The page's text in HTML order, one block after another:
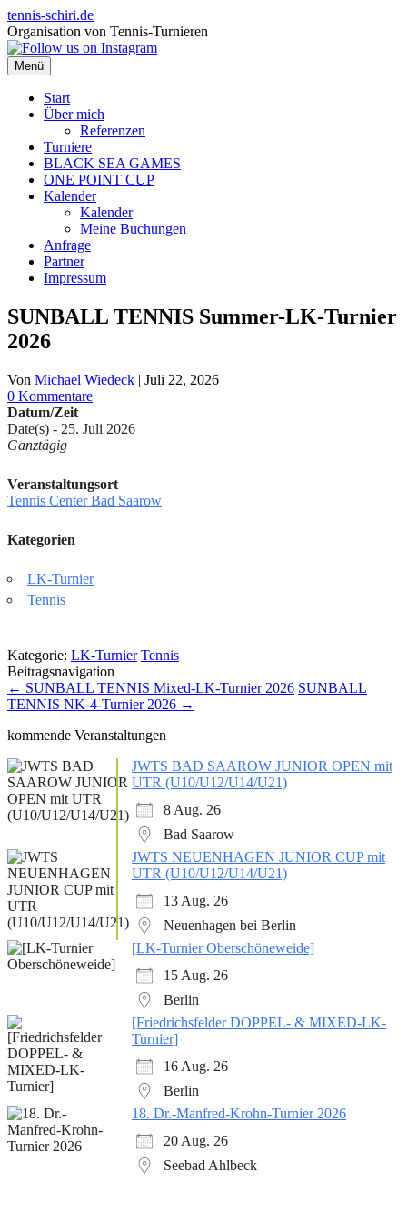
Zum
Inhalt
springen
tennis-schiri.de
Organisation von Tennis-Turnieren
Menü
Start
Über mich
Referenzen
Turniere
BLACK SEA GAMES
ONE POINT CUP
Kalender
Kalender
Meine Buchungen
Anfrage
Partner
Impressum
SUNBALL TENNIS Summer-LK-Turnier
2026
Von Michael Wiedeck | Juli 22, 2026
0 Kommentare
Datum/Zeit
Date(s) - 25. Juli 2026
Ganztägig
Veranstaltungsort
Tennis Center Bad Saarow
Kategorien
LK-Turnier
Tennis
Kategorie: LK-Turnier Tennis
Beitragsnavigation
← SUNBALL TENNIS Mixed-LK-Turnier 2026 SUNBALL
TENNIS NK-4-Turnier 2026 →
kommende Veranstaltungen
JWTS BAD SAAROW JUNIOR OPEN mit
UTR (U10/U12/U14/U21)
8 Aug. 26
Bad Saarow
JWTS NEUENHAGEN JUNIOR CUP mit
UTR (U10/U12/U14/U21)
13 Aug. 26
Neuenhagen bei Berlin
[LK-Turnier Oberschöneweide]
15 Aug. 26
Berlin
[Friedrichsfelder DOPPEL- & MIXED-LK-
Turnier]
16 Aug. 26
Berlin
18. Dr.-Manfred-Krohn-Turnier 2026
20 Aug. 26
Seebad Ahlbeck